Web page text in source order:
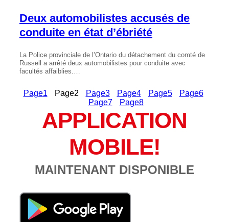
Deux automobilistes accusés de
conduite en état d’ébriété
La Police provinciale de l’Ontario du détachement du comté de
Russell a arrêté deux automobilistes pour conduite avec
facultés affaiblies.…
Page1 Page2 Page3 Page4 Page5 Page6
Page7 Page8
APPLICATION
MOBILE!
MAINTENANT DISPONIBLE